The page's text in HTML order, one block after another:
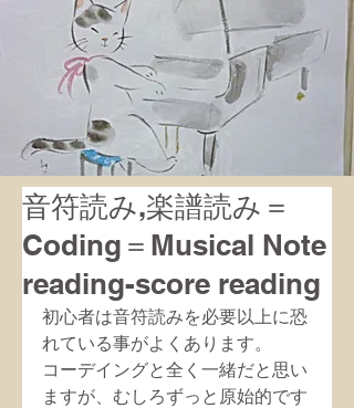
音符読み,楽譜読み＝
Coding＝Musical Note
reading-score reading
初心者は音符読みを必要以上に恐
れている事がよくあります。
コーデイングと全く一緒だと思い
ますが、むしろずっと原始的です